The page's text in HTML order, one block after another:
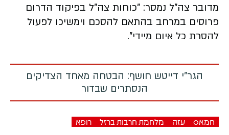
מדובר צה"ל נמסר: "כוחות צה"ל בפיקוד הדרום
פרוסים במרחב בהתאם להסכם וימשיכו לפעול
להסרת כל איום מיידי".
הגר"י דייטש חושף: הבטחה מאחד הצדיקים
הנסתרים שבדור
חמאס עזה מלחמת חרבות ברזל רופא